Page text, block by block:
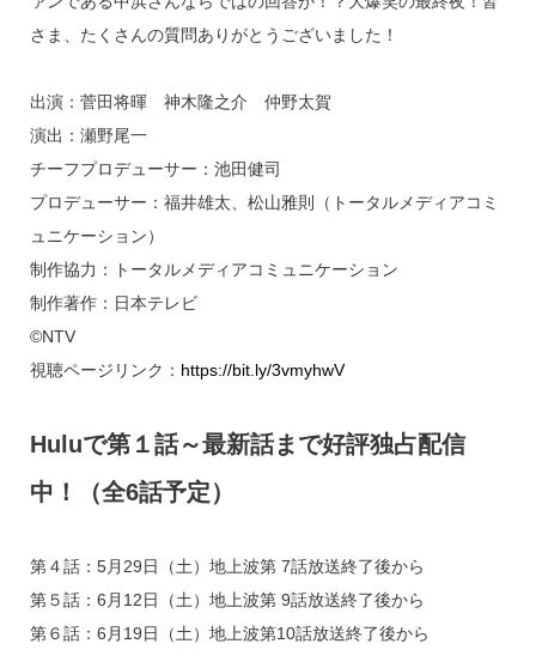
さま、たくさんの質問ありがとうございました！
出演：菅田将暉 神木隆之介 仲野太賀
演出：瀬野尾一
チーフプロデューサー：池田健司
プロデューサー：福井雄太、松山雅則（トータルメディアコミ
ュニケーション）
制作協力：トータルメディアコミュニケーション
制作著作：日本テレビ
©NTV
視聴ページリンク： https://bit.ly/3vmyhwV
Huluで第１話～最新話まで好評独占配信
中！（全6話予定）
第４話：5月29日（土）地上波第 7話放送終了後から
第５話：6月12日（土）地上波第 9話放送終了後から
第６話：6月19日（土）地上波第10話放送終了後から